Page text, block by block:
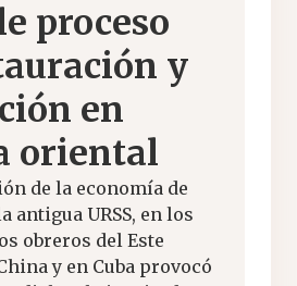
proceso
y
en
oriental
de la economía de
antigua URSS, en los
obreros del Este
y en Cuba provocó